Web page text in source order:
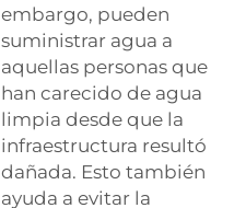
embargo, pueden
suministrar agua a
aquellas personas que
han carecido de agua
limpia desde que la
infraestructura resultó
dañada. Esto también
ayuda a evitar la